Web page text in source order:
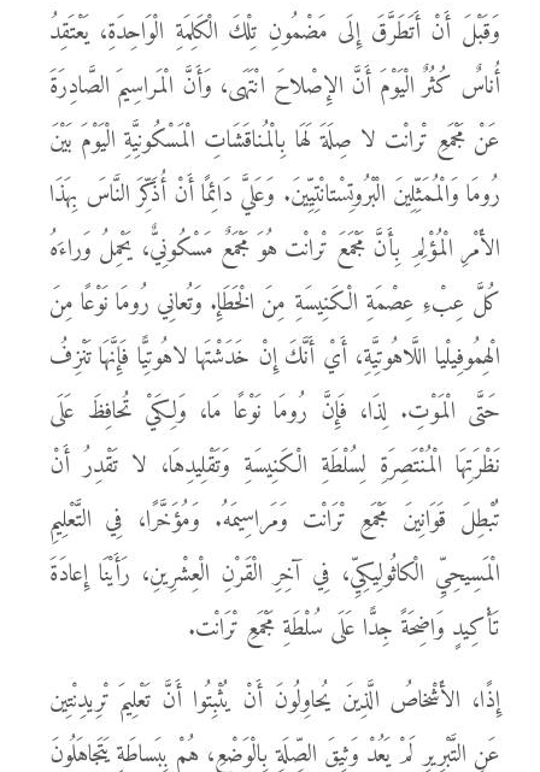
وَقَبْلَ أَنْ أَتَطَرَّقَ إِلَى مَضْمُونِ تِلْكَ الْكَلِمَةِ الْوَاحِدَةِ، يَعْتَقِدُ
أُناسٌ كُثُرٌ الْيَوْمَ أَنَّ الإِصْلاحَ انْتَهَى، وَأَنَّ الْمَراسِيمَ الصَّادِرَةَ
عَنْ مَجْمَعِ تْرانْت لا صِلَةَ لَهَا بِالْمُناقَشَاتِ الْمَسْكُونِيَّةِ الْيَوْمَ بَيْنَ
رُومَا وَالْمُمَثِّلِينَ الْبْرُوتِسْتانْتِيِّينَ. وَعَليَّ دَائِمًا أَنْ أُذَكِّرَ النَّاسَ بِهَذَا
الأَمْرِ الْمُؤْلِمِ بِأَنَّ مَجْمَعَ تْرانْت هُوَ مَجْمَعٌ مَسْكُونِيٌّ، يَحْمِلُ وَراءَهُ
كُلَّ عِبْءِ عِصْمَةِ الْكَنِيسَةِ مِنَ الْخَطَإِ. وَتُعانِي رُومَا نَوْعًا مِنَ
الْهِمُوفِيلْيا اللَّاهُوتِيَّةِ، أَيْ أَنَّكَ إِنْ خَدَشْتَها لاهُوتِيًّا فَإِنَّهَا تَنْزِفُ
حَتَّى الْمَوْتِ. لِذَا، فَإِنَّ رُومَا نَوْعًا مَا، وَلِكَيْ تُحافِظَ عَلَى
نَظْرَتِهَا الْمُنْتَصِرَةِ لِسُلْطَةِ الْكَنِيسَةِ وَتَقْلِيدِهَا، لا تَقْدِرُ أَنْ
تُبْطِلَ قَوَانِينَ مَجْمَعِ تْرَانْت وَمَراسِيمَهُ. وَمُؤَخَّرًا، فِي التَّعْلِيمِ
الْمَسِيحِيِّ الْكاثُولِيكِيِّ، فِي آخِرِ الْقَرْنِ الْعِشْرِينِ، رَأَيْنَا إِعادَةَ
تَأْكِيدٍ وَاضِحَةً جِدًّا عَلَى سُلْطَةِ مَجْمَعِ تْرَانْت.
إِذًا، الأَشْخاصُ الَّذِينَ يُحاوِلُونَ أَنْ يُثْبِتُوا أَنَّ تَعْلِيمَ تْرِيدِنْتِين
عَنِ التَّبْرِيرِ لَمْ يَعُدْ وَثِيقَ الصِّلَةِ بِالْوَضْعِ، هُمْ بِبَساطَةٍ يَتَجاهَلُونَ